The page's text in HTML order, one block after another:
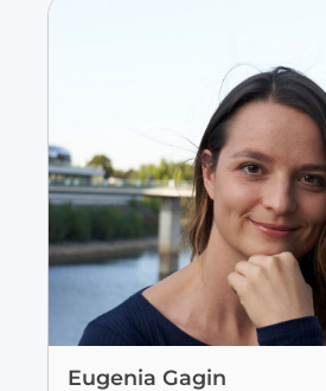
Eugenia Gagin